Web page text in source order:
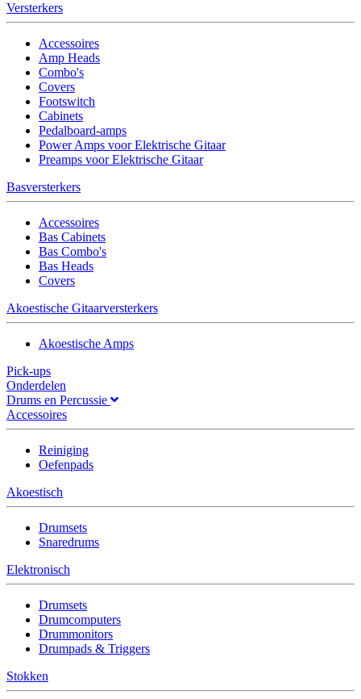
Versterkers
Accessoires
Amp Heads
Combo's
Covers
Footswitch
Cabinets
Pedalboard-amps
Power Amps voor Elektrische Gitaar
Preamps voor Elektrische Gitaar
Basversterkers
Accessoires
Bas Cabinets
Bas Combo's
Bas Heads
Covers
Akoestische Gitaarversterkers
Akoestische Amps
Pick-ups
Onderdelen
Drums en Percussie
Accessoires
Reiniging
Oefenpads
Akoestisch
Drumsets
Snaredrums
Elektronisch
Drumsets
Drumcomputers
Drummonitors
Drumpads & Triggers
Stokken